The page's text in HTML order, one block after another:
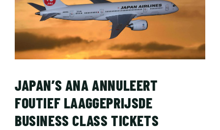
JAPAN’S ANA ANNULEERT
FOUTIEF LAAGGEPRIJSDE
BUSINESS CLASS TICKETS